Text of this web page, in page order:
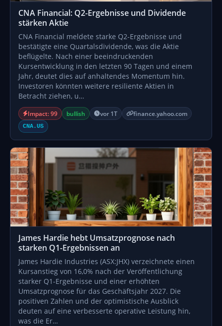
CNA Financial: Q2-Ergebnisse und Dividende
stärken Aktie
CNA Financial meldete starke Q2-Ergebnisse und
bestätigte eine Quartalsdividende, was die Aktie
beflügelte. Nach einer beeindruckenden
Kursentwicklung in den letzten 90 Tagen und einem
Jahr, deutet dies auf anhaltendes Momentum hin.
Investoren könnten weitere resiliente Aktien in
Betracht ziehen, u…
Impact: 99 bullish vor 1T finance.yahoo.com
CNA.US
James Hardie hebt Umsatzprognose nach
starken Q1-Ergebnissen an
James Hardie Industries (ASX:JHX) verzeichnete einen
Kursanstieg von 16,0% nach der Veröffentlichung
starker Q1-Ergebnisse und einer erhöhten
Umsatzprognose für das Geschäftsjahr 2027. Die
positiven Zahlen und der optimistische Ausblick
deuten auf eine verbesserte operative Leistung hin,
was die Er…